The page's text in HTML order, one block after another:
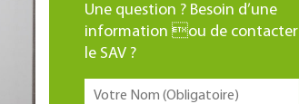
Une question ? Besoin d’une
information ou de contacter
le SAV ?